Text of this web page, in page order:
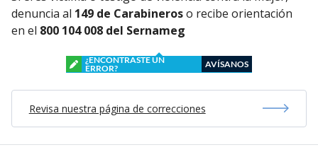
denuncia al 149 de Carabineroso recibe orientación
en el 800 104 008 del Sernameg
¿ENCONTRASTE UN
ERROR?
AVÍSANOS
Revisa nuestra página de correcciones